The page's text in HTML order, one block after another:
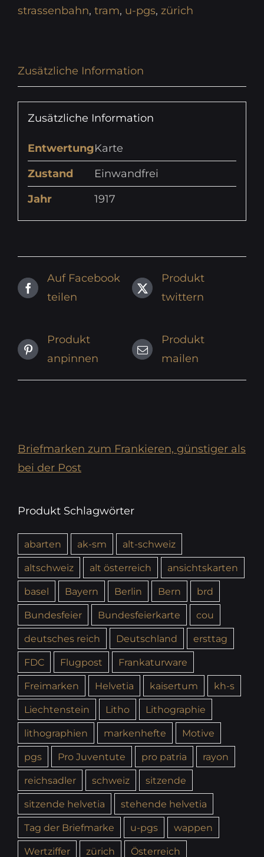
strassenbahn, tram, u-pgs, zürich
Zusätzliche Information
Zusätzliche Information
EntwertungKarte
Zustand
Einwandfrei
Jahr
1917
Auf Facebook
teilen
Produkt
twittern
Produkt
anpinnen
Produkt
mailen
Briefmarken zum Frankieren, günstiger als
bei der Post
Produkt Schlagwörter
abarten ak-sm
alt-schweiz
altschweiz
alt österreich
ansichtskarten
basel
Bayern Berlin Bern
brd
Bundesfeier
Bundesfeierkarte
cou
deutsches reich
Deutschland
ersttag
FDC
Flugpost
Frankaturware
Freimarken
Helvetia kaisertum
kh-s
Liechtenstein
Litho
Lithographie
lithographien
markenhefte
Motive
pgs
Pro Juventute pro patria
rayon
reichsadler
schweiz
sitzende
sitzende helvetia
stehende helvetia
Tag der Briefmarke
u-pgs
wappen
Wertziffer
zürich Österreich